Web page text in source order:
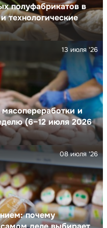
полуфабрикатов в
технологические
и
(6–12 июля 2026
13 июля '26
почему
08 июля '26